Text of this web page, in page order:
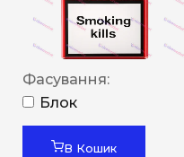
Фасування:
Блок
В Кошик